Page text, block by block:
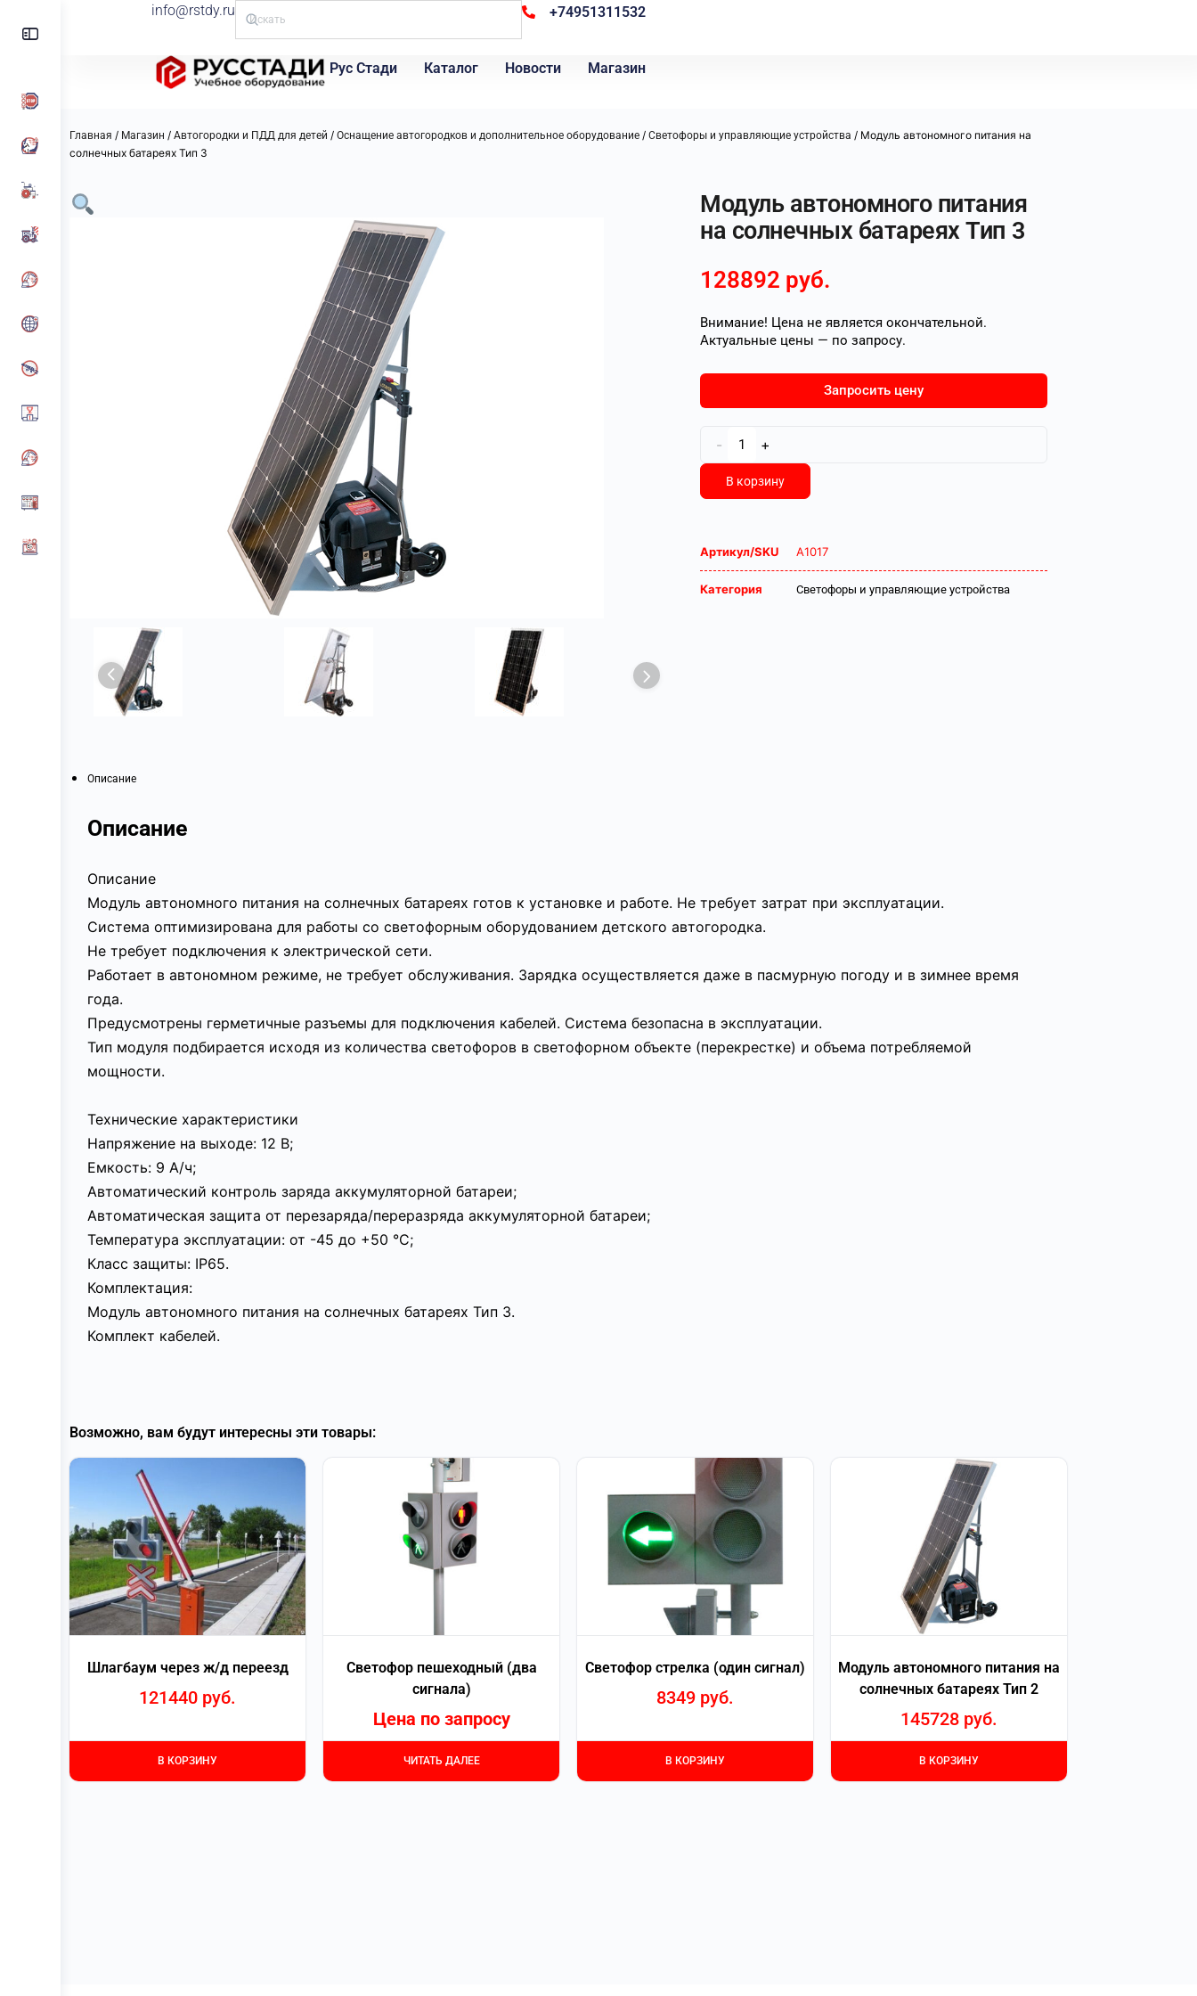
info@rstdy.ru +74951311532
Рус Стади Каталог Новости Магазин
Главная / Магазин / Автогородки и ПДД для детей / Оснащение автогородков и дополнительное оборудование / Светофоры и управляющие устройства / Модуль автономного питания на
солнечных батареях Тип 3
Модуль автономного питания
на солнечных батареях Тип 3
128892 руб.
Внимание! Цена не является окончательной.
Актуальные цены — по запросу.
Запросить цену
- +
В корзину
Артикул/SKU А1017
Категория Светофоры и управляющие устройства
Описание
Описание
Описание
Модуль автономного питания на солнечных батареях готов к установке и работе. Не требует затрат при эксплуатации.
Система оптимизирована для работы со светофорным оборудованием детского автогородка.
Не требует подключения к электрической сети.
Работает в автономном режиме, не требует обслуживания. Зарядка осуществляется даже в пасмурную погоду и в зимнее время
года.
Предусмотрены герметичные разъемы для подключения кабелей. Система безопасна в эксплуатации.
Тип модуля подбирается исходя из количества светофоров в светофорном объекте (перекрестке) и объема потребляемой
мощности.
Технические характеристики
Напряжение на выходе: 12 В;
Емкость: 9 А/ч;
Автоматический контроль заряда аккумуляторной батареи;
Автоматическая защита от перезаряда/переразряда аккумуляторной батареи;
Температура эксплуатации: от -45 до +50 °С;
Класс защиты: IР65.
Комплектация:
Модуль автономного питания на солнечных батареях Тип 3.
Комплект кабелей.
Возможно, вам будут интересны эти товары:
Шлагбаум через ж/д переезд
121440 руб.
В КОРЗИНУ
Светофор пешеходный (два
сигнала)
Цена по запросу
ЧИТАТЬ ДАЛЕЕ
Светофор стрелка (один сигнал)
8349 руб.
В КОРЗИНУ
Модуль автономного питания на
солнечных батареях Тип 2
145728 руб.
В КОРЗИНУ